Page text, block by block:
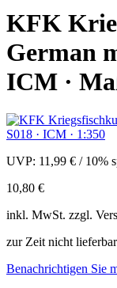
KFK
German
ICM ·
UVP: 11,99 € / 10%
10,80 €
inkl. MwSt. zzgl.
zur Zeit nicht lieferbar
Benachrichtigen Sie